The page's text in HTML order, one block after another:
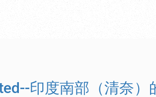
印度南部（清奈）